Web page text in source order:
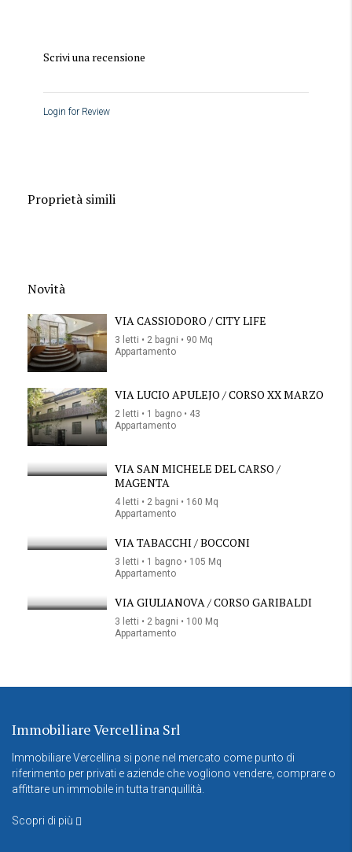
Scrivi una recensione
Login for Review
Proprietà simili
Novità
VIA CASSIODORO / CITY LIFE
3 letti • 2 bagni • 90 Mq
Appartamento
VIA LUCIO APULEJO / CORSO XX MARZO
2 letti • 1 bagno • 43
Appartamento
VIA SAN MICHELE DEL CARSO /
MAGENTA
4 letti • 2 bagni • 160 Mq
Appartamento
VIA TABACCHI / BOCCONI
3 letti • 1 bagno • 105 Mq
Appartamento
VIA GIULIANOVA / CORSO GARIBALDI
3 letti • 2 bagni • 100 Mq
Appartamento
Immobiliare Vercellina Srl
Immobiliare Vercellina si pone nel mercato come punto di
riferimento per privati e aziende che vogliono vendere, comprare o
affittare un immobile in tutta tranquillità.
Scopri di più